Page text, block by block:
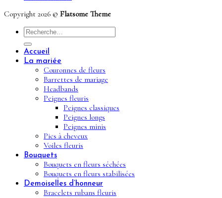
Copyright 2026 © Flatsome Theme
Recherche
pour :
Accueil
La mariée
Couronnes de fleurs
Barrettes de mariage
Headbands
Peignes fleuris
Peignes classiques
Peignes longs
Peignes minis
Pics à cheveux
Voiles fleuris
Bouquets
Bouquets en fleurs séchées
Bouquets en fleurs stabilisées
Demoiselles d’honneur
Bracelets rubans fleuris